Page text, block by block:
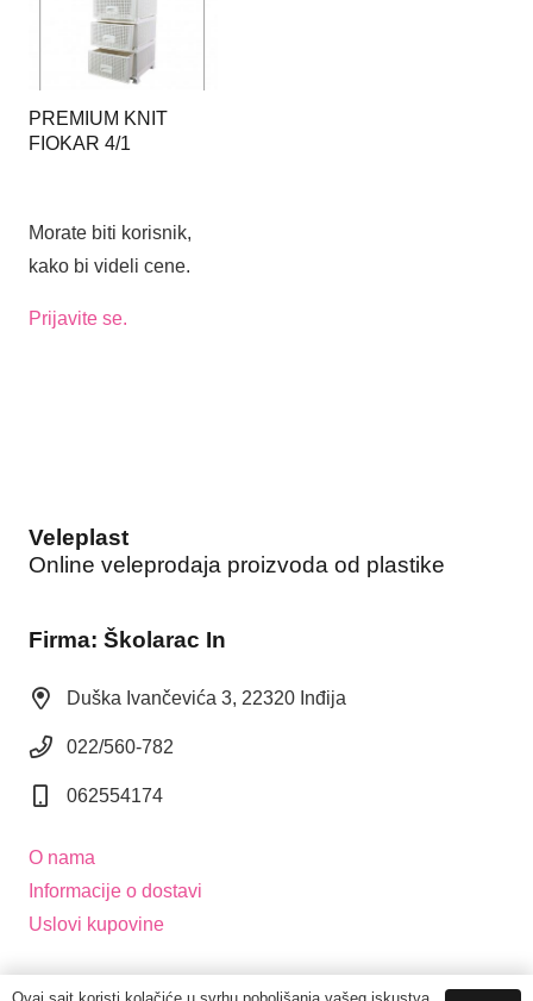
PREMIUM KNIT
FIOKAR 4/1
Morate biti korisnik,
kako bi videli cene.
Prijavite se.
Veleplast
Online veleprodaja proizvoda od plastike
Firma: Školarac In
Duška Ivančevića 3, 22320 Inđija
022/560-782
062554174
O nama
Informacije o dostavi
Uslovi kupovine